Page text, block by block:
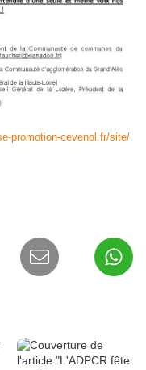
promotion-cevenol.fr/site/